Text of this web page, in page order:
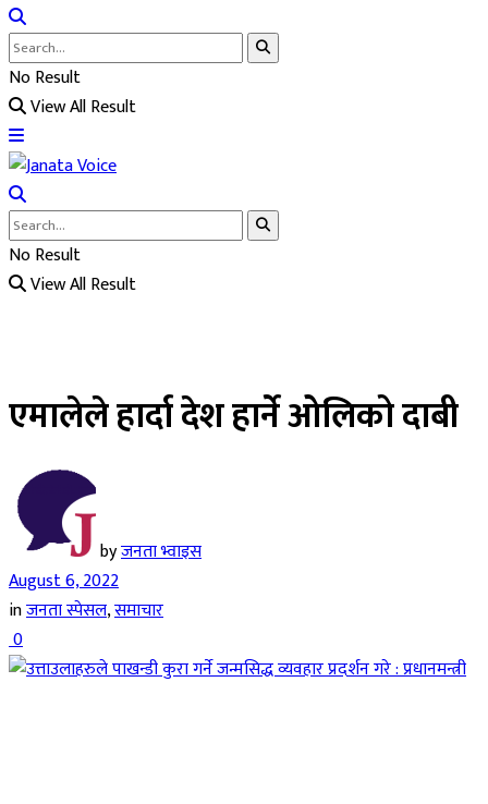
No Result
View All Result
No Result
View All Result
एमालेले हार्दा देश हार्ने ओलिको दाबी
byजनता भ्वाइस
August 6, 2022
inजनता स्पेसल,समाचार
0